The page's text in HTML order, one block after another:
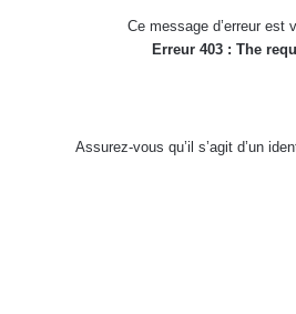
Ce message d’erreur est
Erreur 403 : The
Assurez-vous qu’il s’agit d’un